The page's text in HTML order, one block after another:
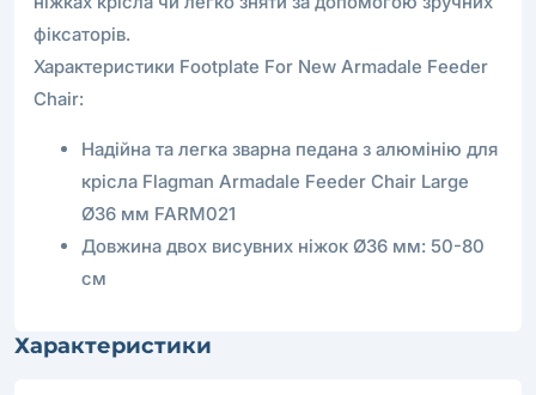
фіксаторів.
Характеристики Footplate For New Armadale Feeder
Chair:
Надійна та легка зварна педана з алюмінію для
крісла Flagman Armadale Feeder Chair Large
Ø36 мм FARM021
Довжина двох висувних ніжок Ø36 мм: 50-80
см
Характеристики